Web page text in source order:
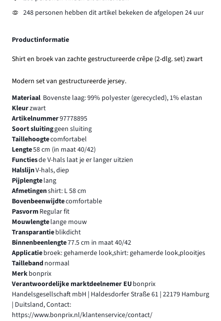
248 personen hebben dit artikel bekeken de afgelopen 24 uur
Productinformatie
Shirt en broek van zachte gestructureerde crêpe (2-dlg. set) zwart
Modern set van gestructureerde jersey.
Materiaal Bovenste laag: 99% polyester (gerecycled), 1% elastan
Kleurzwart
Artikelnummer97778895
Soort sluitinggeen sluiting
Taillehoogtecomfortabel
Lengte58 cm (in maat 40/42)
Functiesde V-hals laat je er langer uitzien
HalslijnV-hals, diep
Pijplengtelang
Afmetingenshirt: L 58 cm
Bovenbeenwijdtecomfortable
PasvormRegular fit
Mouwlengtelange mouw
Transparantieblikdicht
Binnenbeenlengte77.5 cm in maat 40/42
Applicatiebroek: gehamerde look,shirt: gehamerde look,plooitjes
Taillebandnormaal
Merkbonprix
Verantwoordelijke marktdeelnemer EUbonprix
Handelsgesellschaft mbH | Haldesdorfer Straße 61 | 22179 Hamburg
| Duitsland, Contact:
https://www.bonprix.nl/klantenservice/contact/